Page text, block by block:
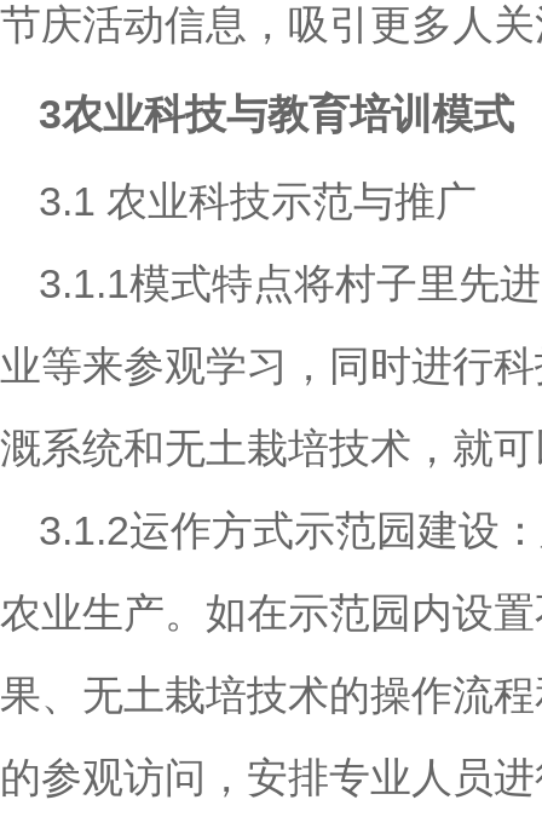
节庆活动信息，吸引更多人
3农业科技与教育培训模式
3.1 农业科技示范与推广
3.1.1模式特点将村子里先
业等来参观学习，同时进行
溉系统和无土栽培技术，就
3.1.2运作方式示范园建设
农业生产。如在示范园内设
果、无土栽培技术的操作流
的参观访问，安排专业人员